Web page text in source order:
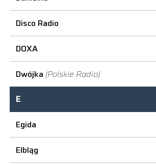
Disco Radio
DOXA
Dwójka (Polskie Radio)
E
Egida
Elbląg